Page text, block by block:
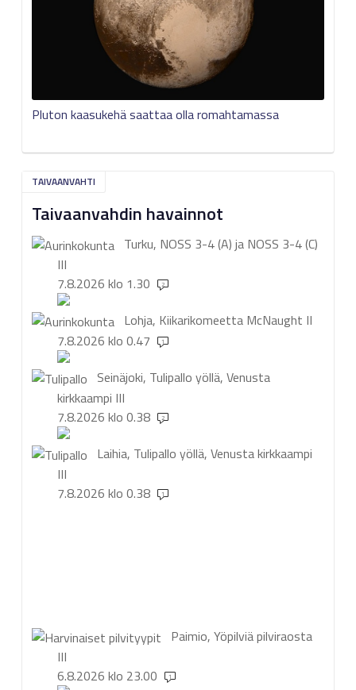
Pluton kaasukehä saattaa olla romahtamassa
TAIVAANVAHTI
Taivaanvahdin havainnot
Turku, NOSS 3-4 (A) ja NOSS 3-4 (C)
III
7.8.2026 klo 1.30
2
Lohja, Kiikarikomeetta McNaught II
7.8.2026 klo 0.47
1
Seinäjoki, Tulipallo yöllä, Venusta
kirkkaampi III
7.8.2026 klo 0.38
2
Laihia, Tulipallo yöllä, Venusta kirkkaampi
III
7.8.2026 klo 0.38
1
Paimio, Yöpilviä pilviraosta
III
6.8.2026 klo 23.00
1